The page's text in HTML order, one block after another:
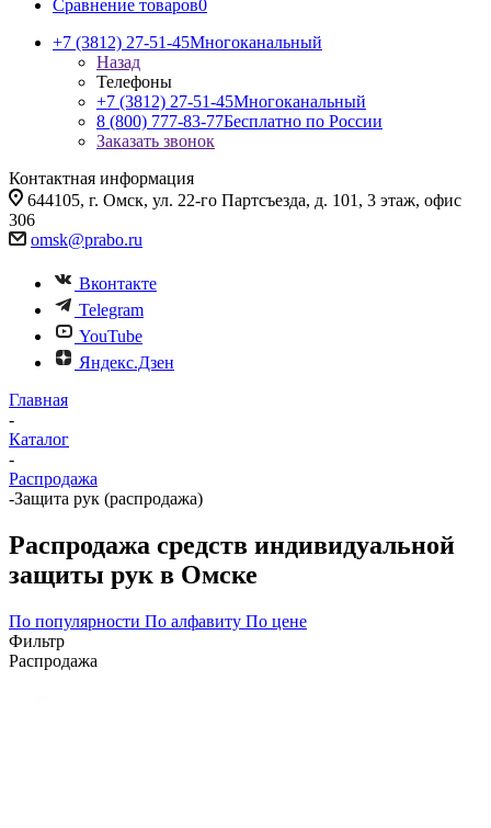
Сравнение товаров0
+7 (3812) 27-51-45Многоканальный
Назад
Телефоны
+7 (3812) 27-51-45Многоканальный
8 (800) 777-83-77Бесплатно по России
Заказать звонок
Контактная информация
644105, г. Омск, ул. 22-го Партсъезда, д. 101, 3 этаж, офис
306
omsk@prabo.ru
Вконтакте
Telegram
YouTube
Яндекс.Дзен
Главная
-
Каталог
-
Распродажа
-Защита рук (распродажа)
Распродажа средств индивидуальной
защиты рук в Омске
По популярности По алфавиту По цене
Фильтр
Распродажа